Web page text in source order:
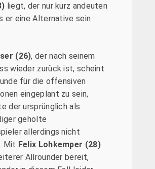
liegt, der nur kurz andeuten
er eine Alternative sein
(26), der nach seinem
wieder zurück ist, scheint
für die offensiven
eingeplant zu sein,
der ursprünglich als
geholte
allerdings nicht
Mit Felix Lohkemper (28)
Allrounder bereit,